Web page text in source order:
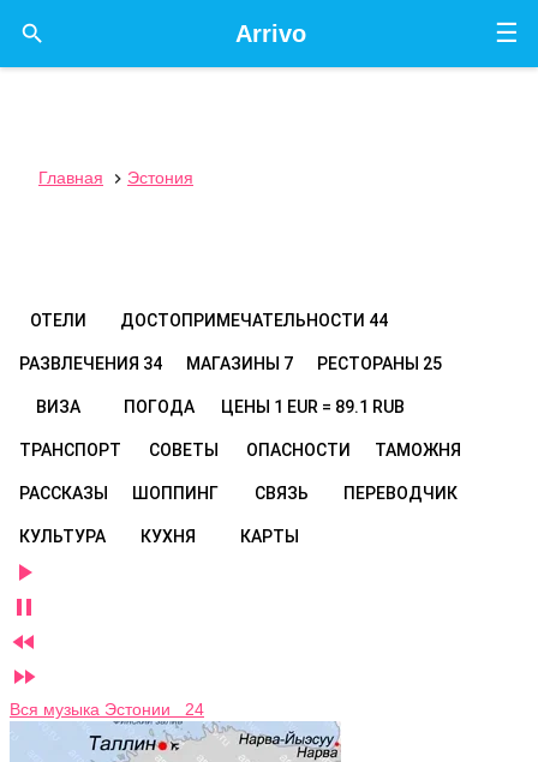
☰
Arrivo

Главная  Эстония
ОТЕЛИ ДОСТОПРИМЕЧАТЕЛЬНОСТИ 44
РАЗВЛЕЧЕНИЯ 34 МАГАЗИНЫ 7 РЕСТОРАНЫ 25
ВИЗА ПОГОДА ЦЕНЫ 1 EUR = 89.1 RUB
ТРАНСПОРТ СОВЕТЫ ОПАСНОСТИ ТАМОЖНЯ
РАССКАЗЫ ШОППИНГ СВЯЗЬ ПЕРЕВОДЧИК
КУЛЬТУРА КУХНЯ КАРТЫ




Вся музыка Эстонии 24